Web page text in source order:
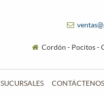
Cordón - Pocitos -
SUCURSALES CONTÁCTENOS